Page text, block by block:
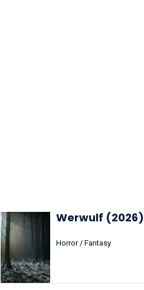
Werwulf (2026)
Horror / Fantasy